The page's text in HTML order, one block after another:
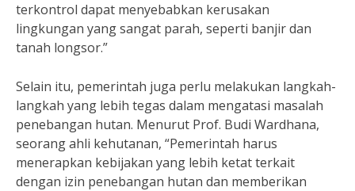
terkontrol dapat menyebabkan kerusakan
lingkungan yang sangat parah, seperti banjir dan
tanah longsor.”
Selain itu, pemerintah juga perlu melakukan langkah-
langkah yang lebih tegas dalam mengatasi masalah
penebangan hutan. Menurut Prof. Budi Wardhana,
seorang ahli kehutanan, “Pemerintah harus
menerapkan kebijakan yang lebih ketat terkait
dengan izin penebangan hutan dan memberikan